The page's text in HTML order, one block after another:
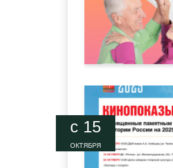
c 15
ОКТЯБРЯ